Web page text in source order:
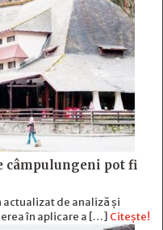
câmpulungeni pot fi
actualizat de analiză și
în aplicare a […] Citește!